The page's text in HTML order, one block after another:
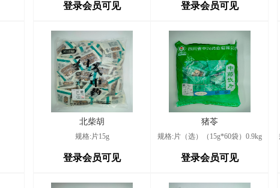
2026/8/7
2026/8/7
2026/8/7
登录会员可见 登录会员可见
北柴胡
规格:片15g
登录会员可见
猪苓
规格:片（选）（15g*60袋）0.9kg
登录会员可见